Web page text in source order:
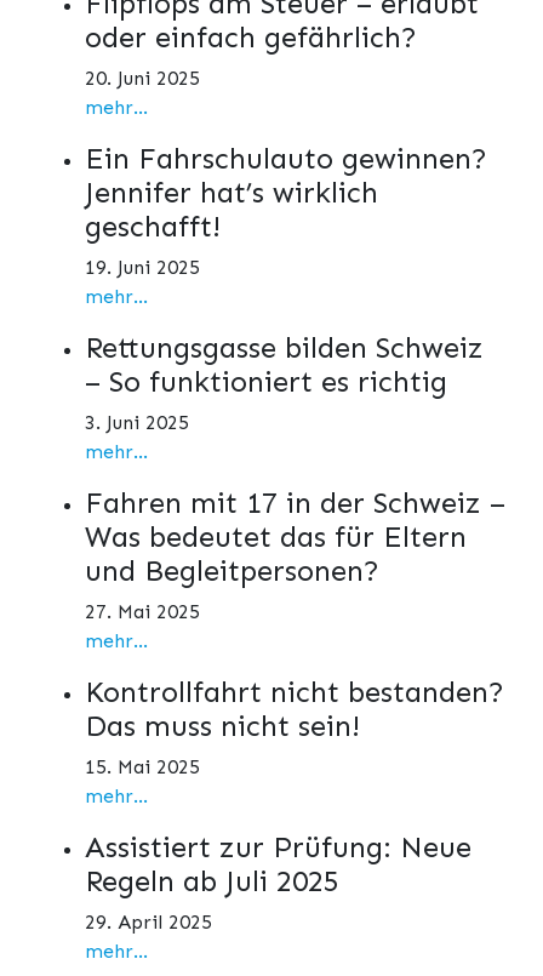
oder einfach gefährlich?
20. Juni 2025
mehr...
Ein Fahrschulauto gewinnen?
Jennifer hat’s wirklich
geschafft!
19. Juni 2025
mehr...
Rettungsgasse bilden Schweiz
– So funktioniert es richtig
3. Juni 2025
mehr...
Fahren mit 17 in der Schweiz –
Was bedeutet das für Eltern
und Begleitpersonen?
27. Mai 2025
mehr...
Kontrollfahrt nicht bestanden?
Das muss nicht sein!
15. Mai 2025
mehr...
Assistiert zur Prüfung: Neue
Regeln ab Juli 2025
29. April 2025
mehr...